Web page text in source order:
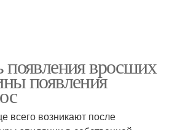
появления вросших
появления
всего возникают после